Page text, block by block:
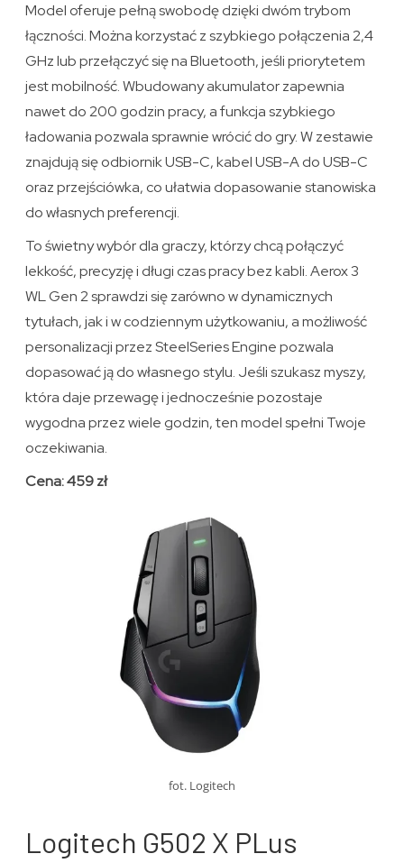
Model oferuje pełną swobodę dzięki dwóm trybom
łączności. Można korzystać z szybkiego połączenia 2,4
GHz lub przełączyć się na Bluetooth, jeśli priorytetem
jest mobilność. Wbudowany akumulator zapewnia
nawet do 200 godzin pracy, a funkcja szybkiego
ładowania pozwala sprawnie wrócić do gry. W zestawie
znajdują się odbiornik USB-C, kabel USB-A do USB-C
oraz przejściówka, co ułatwia dopasowanie stanowiska
do własnych preferencji.
To świetny wybór dla graczy, którzy chcą połączyć
lekkość, precyzję i długi czas pracy bez kabli. Aerox 3
WL Gen 2 sprawdzi się zarówno w dynamicznych
tytułach, jak i w codziennym użytkowaniu, a możliwość
personalizacji przez SteelSeries Engine pozwala
dopasować ją do własnego stylu. Jeśli szukasz myszy,
która daje przewagę i jednocześnie pozostaje
wygodna przez wiele godzin, ten model spełni Twoje
oczekiwania.
Cena: 459 zł
fot. Logitech
Logitech G502 X PLus